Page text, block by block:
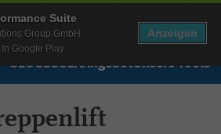
Über uns Free Account
SEOGEOSEAAngebotUnsere Tools
Suite
Group GmbH
Google Play
Anzeigen